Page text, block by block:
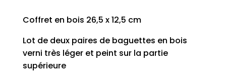
Coffret en bois 26,5 x 12,5 cm
Lot de deux paires de baguettes en bois
verni très léger et peint sur la partie
supérieure